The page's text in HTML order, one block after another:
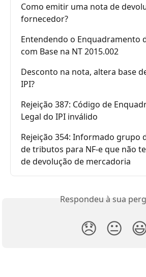
Como emitir uma nota de
fornecedor?
Entendendo o Enquadramento
com Base na NT 2015.002
Desconto na nota, altera base
IPI?
Rejeição 387: Código de
Legal do IPI inválido
Rejeição 354: Informado grupo
de tributos para NF-e que não
de devolução de mercadoria
Respondeu à sua
😞 😐